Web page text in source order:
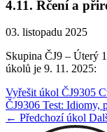
4.11. Rčení a
03. listopadu 2025
Skupina ČJ9 – Úterý
úkolů je 9. 11. 2025:
Vyřešit úkol ČJ9305
ČJ9306 Test: Idiomy,
← Předchozí úkol